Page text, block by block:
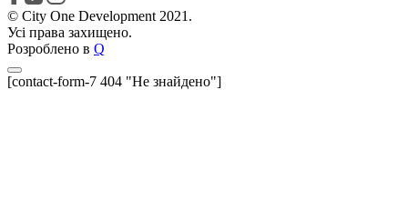
© City One Development 2021.
Усі права захищено.
Розроблено в Q
[contact-form-7 404 "Не знайдено"]